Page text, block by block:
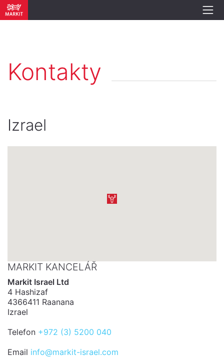
Kontakty
Izrael
MARKIT KANCELÁŘ
Markit Israel Ltd
4 Hashizaf
4366411 Raanana
Izrael
Telefon +972 (3) 5200 040
Email info@markit-israel.com